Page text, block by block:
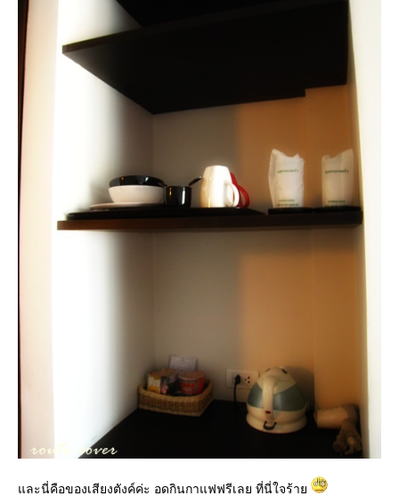
ละนี่คือของเสียงตังค์ค่ะ อดกินกาแฟฟรีเลย ที่นี่ใจร้า